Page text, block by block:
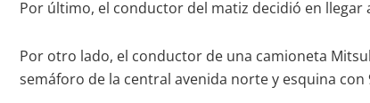
Por último, el conductor del matiz decidió en
Por otro lado, el conductor de una camioneta
semáforo de la central avenida norte y esquina